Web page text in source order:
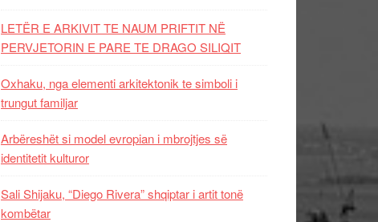
LETËR E ARKIVIT TE NAUM PRIFTIT NË
PERVJETORIN E PARE TE DRAGO SILIQIT
Oxhaku, nga elementi arkitektonik te simboli i
trungut familjar
Arbëreshët si model evropian i mbrojtjes së
identitetit kulturor
Sali Shijaku, “Diego Rivera” shqiptar i artit tonë
kombëtar